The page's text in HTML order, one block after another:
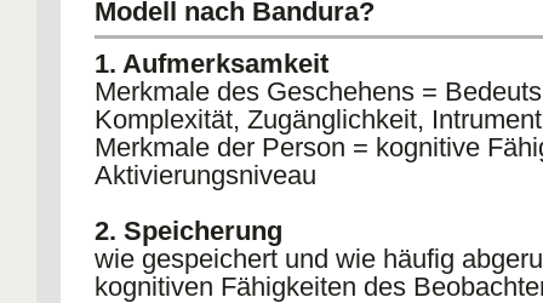
Modell nach Bandura?
1. Aufmerksamkeit
Merkmale des Geschehens =
Komplexität, Zugänglichkeit,
Merkmale der Person = kognitive
Aktivierungsniveau
2. Speicherung
wie gespeichert und wie häufig
kognitiven Fähigkeiten des